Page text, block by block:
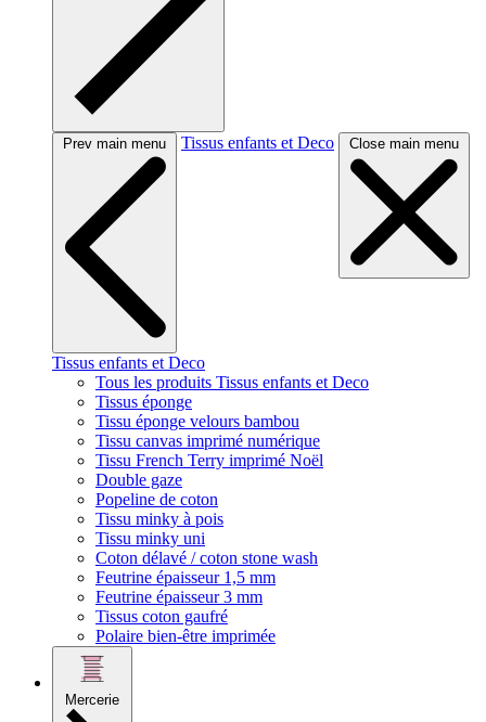
Prev main menu Tissus enfants et Deco Close main menu
Tissus enfants et Deco
Tous les produits Tissus enfants et Deco
Tissus éponge
Tissu éponge velours bambou
Tissu canvas imprimé numérique
Tissu French Terry imprimé Noël
Double gaze
Popeline de coton
Tissu minky à pois
Tissu minky uni
Coton délavé / coton stone wash
Feutrine épaisseur 1,5 mm
Feutrine épaisseur 3 mm
Tissus coton gaufré
Polaire bien-être imprimée
Mercerie